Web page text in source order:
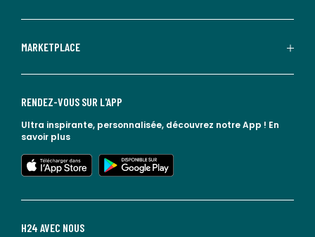
MARKETPLACE
H24 AVEC NOUS
RENDEZ-VOUS SUR L'APP
Ultra inspirante, personnalisée, découvrez notre App ! En
savoir plus
lien vers l'app store
lien vers google play